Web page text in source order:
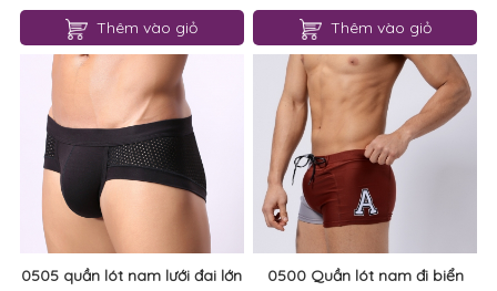
Thêm vào giỏ Thêm vào giỏ
0505 quần lót nam lưới đai lớn 0500 Quần lót nam đi biển